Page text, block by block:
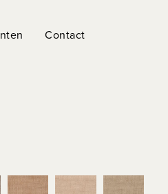
Contact